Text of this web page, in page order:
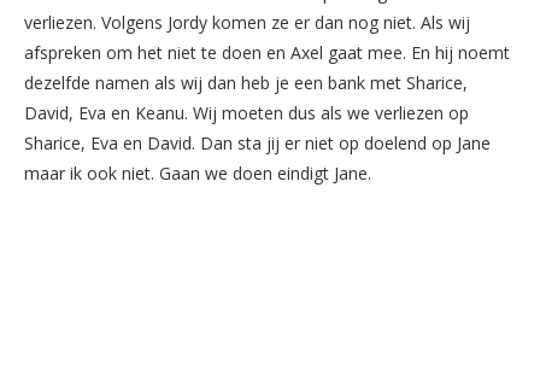
verliezen. Volgens Jordy komen ze er dan nog niet. Als wij
afspreken om het niet te doen en Axel gaat mee. En hij noemt
dezelfde namen als wij dan heb je een bank met Sharice,
David, Eva en Keanu. Wij moeten dus als we verliezen op
Sharice, Eva en David. Dan sta jij er niet op doelend op Jane
maar ik ook niet. Gaan we doen eindigt Jane.